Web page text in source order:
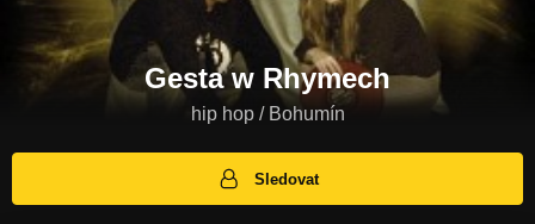
Gesta w Rhymech
hip hop / Bohumín
Sledovat